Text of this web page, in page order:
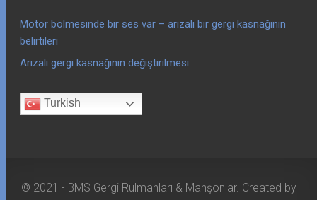
Motor bölmesinde bir ses var – arızalı bir gergi kasnağının
belirtileri
Arızalı gergi kasnağının değiştirilmesi
Turkish
© 2021 - BMS Gergi Rulmanları & Manşonlar. Created by